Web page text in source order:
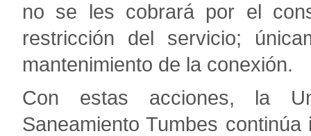
no se les cobrará por el
restricción del servicio;
mantenimiento de la conexión.
Con estas acciones, la
Saneamiento Tumbes